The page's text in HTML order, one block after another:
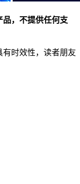
品，不提供任何支
时效性，读者朋友